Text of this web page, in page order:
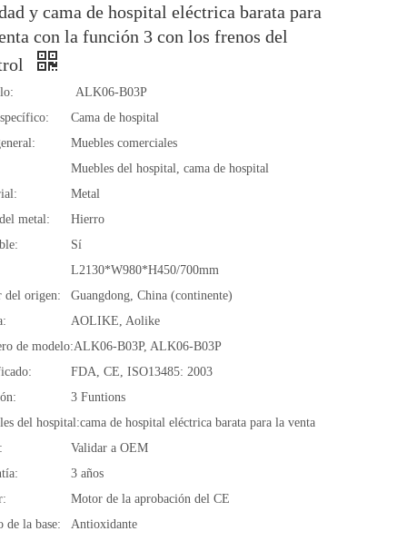
y cama de hospital eléctrica barata para
con la función 3 con los frenos del
ALK06-B03P
Cama de hospital
Muebles comerciales
Muebles del hospital, cama de hospital
Metal
metal:
Hierro
Sí
L2130*W980*H450/700mm
del origen:
Guangdong, China (continente)
AOLIKE, Aolike
de modelo:ALK06-B03P, ALK06-B03P
FDA, CE, ISO13485: 2003
3 Funtions
del hospital:cama de hospital eléctrica barata para la venta
Validar a OEM
3 años
Motor de la aprobación del CE
de la base:
Antioxidante